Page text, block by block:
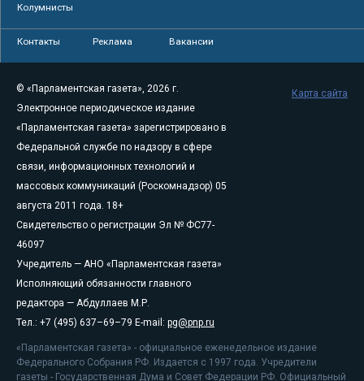
Колумнисты
Контакты Реклама Вакансии
© «Парламентская газета», 2026 г.
Электронное периодическое издание
«Парламентская газета» зарегистрировано в
Федеральной службе по надзору в сфере
связи, информационных технологий и
массовых коммуникаций (Роскомнадзор) 05
августа 2011 года. 18+
Свидетельство о регистрации Эл № ФС77-
46097
Учредитель — АНО «Парламентская газета»
Исполняющий обязанности главного
редактора — Абдуллаев М.Р.
Тел.: +7 (495) 637–69–79 E-mail: pg@pnp.ru
«Парламентская газета» - официальное еженедельное издание
Федерального Собрания РФ. Издается с 1997 года. Учредители
газеты - Государственная Дума и Совет Федерации РФ. Официальный
Карта сайта